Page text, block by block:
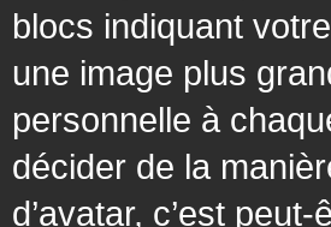
blocs indiquant
une image plus
personnelle à
décider de la
d’avatar, c’est